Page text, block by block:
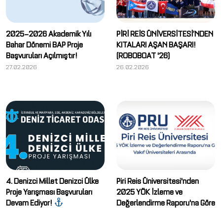
2025–2026 Akademik Yılı
Bahar Dönemi BAP Proje
Başvuruları Açılmıştır!
27.02.2026
PİRİ REİS ÜNİVERSİTESİ’NDEN
KITALARI AŞAN BAŞARI!
️(ROBOBOAT '26)
26.02.2026
4. Denizci Millet Denizci Ülke
Proje Yarışması Başvuruları
Devam Ediyor!
Piri Reis Üniversitesi'nden
2025 YÖK İzleme ve
Değerlendirme Raporu'na Göre